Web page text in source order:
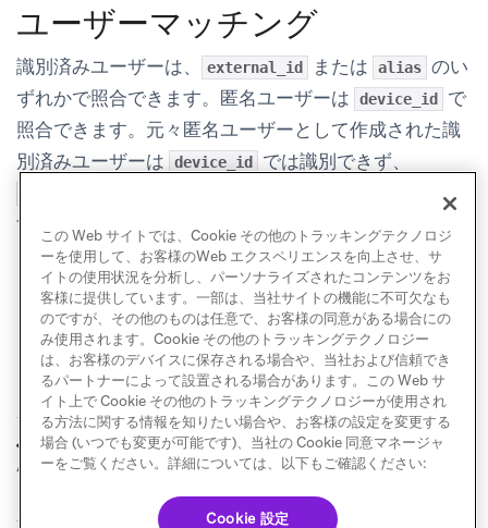
ユーザーマッチング
識別済みユーザーは、 external_id または alias のい
ずれかで照合できます。匿名ユーザーは
device_id
で
照合できます。元々匿名ユーザーとして作成された識
別済みユーザーは
device_id では識別できず、
で識別する必要がありま
す。
前へ Currents用
Amplitude
次へ BlueConic
この Web サイトでは、Cookie その他のトラッキングテクノロジ
ーを使用して、お客様のWeb エクスペリエンスを向上させ、サ
イトの使用状況を分析し、パーソナライズされたコンテンツをお
客様に提供しています。一部は、当社サイトの機能に不可欠なも
のですが、その他のものは任意で、お客様の同意がある場合にの
み使用されます。Cookie その他のトラッキングテクノロジー
は、お客様のデバイスに保存される場合や、当社および信頼でき
るパートナーによって設置される場合があります。この Web サ
イト上で Cookie その他のトラッキングテクノロジーが使用され
る方法に関する情報を知りたい場合や、お客様の設定を変更する
場合 (いつでも変更が可能です)、当社の Cookie 同意マネージャ
ーをご覧ください。詳細については、以下もご確認ください:
Cookie 設定